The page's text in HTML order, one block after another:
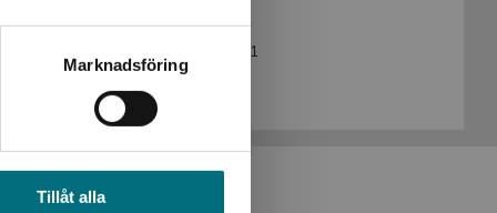
Marknadsföring
Tillåt alla
47456-EB01